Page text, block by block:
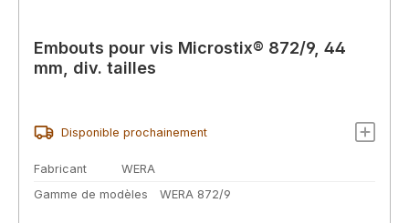
Embouts pour vis Microstix® 872/9, 44
mm, div. tailles
Disponible prochainement
Fabricant
WERA
Gamme de modèles
WERA 872/9